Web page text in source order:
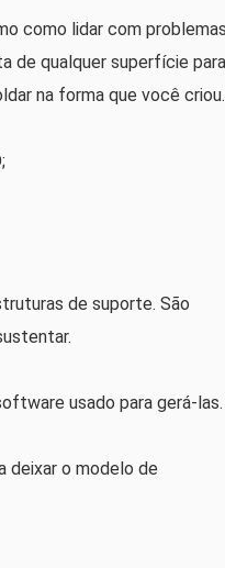
como lidar com problemas
de qualquer superfície para
na forma que você criou.
de suporte. São
usado para gerá-las.
deixar o modelo de